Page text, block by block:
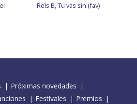
Rels B, Tu vas sin (fav)
Próximas novedades
Festivales
Premios